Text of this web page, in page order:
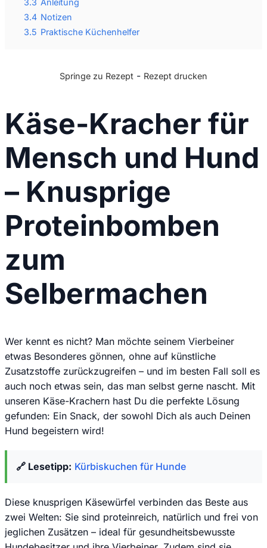
3.4 Notizen
3.5 Praktische Küchenhelfer
Springe zu Rezept - Rezept drucken
Käse-Kracher für
Mensch und Hund
– Knusprige
Proteinbomben
zum
Selbermachen
Wer kennt es nicht? Man möchte seinem Vierbeiner
etwas Besonderes gönnen, ohne auf künstliche
Zusatzstoffe zurückzugreifen – und im besten Fall soll es
auch noch etwas sein, das man selbst gerne nascht. Mit
unseren Käse-Krachern hast Du die perfekte Lösung
gefunden: Ein Snack, der sowohl Dich als auch Deinen
Hund begeistern wird!
🔗 Lesetipp: Kürbiskuchen für Hunde
Diese knusprigen Käsewürfel verbinden das Beste aus
zwei Welten: Sie sind proteinreich, natürlich und frei von
jeglichen Zusätzen – ideal für gesundheitsbewusste